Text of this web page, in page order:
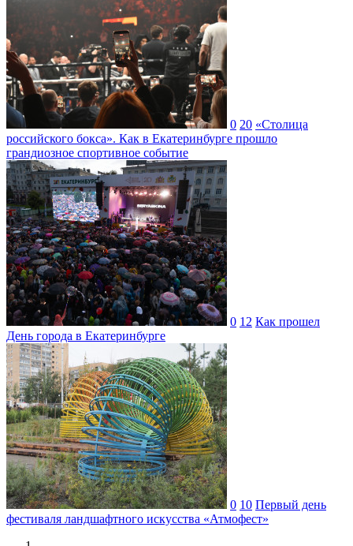
0 20 «Столица
российского бокса». Как в Екатеринбурге прошло
грандиозное спортивное событие
0 12 Как прошел
День города в Екатеринбурге
0 10 Первый день
фестиваля ландшафтного искусства «Атмофест»